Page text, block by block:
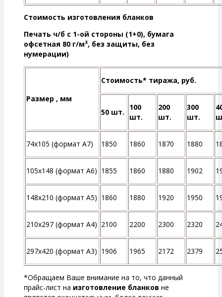
Стоимость изготовления бланков
Печать ч/б с 1-ой стороны (1+0), бумага
офсетная 80 г/м², без защиты, без
нумерации)
Размер , мм
Стоимость* тиража, руб.
50 шт.
100
шт.
200
шт.
300
шт.
74х105 (формат А7) 1850 1860 1870 1880
105x148 (формат A6) 1855 1860 1880 1902
148x210 (формат A5) 1860 1880 1920 1950
210x297 (формат A4) 2100 2200 2300 2320
297х420 (формат А3) 1906 1965 2172 2379
*Обращаем Ваше внимание на то, что данный
прайс-лист на изготовление бланков не